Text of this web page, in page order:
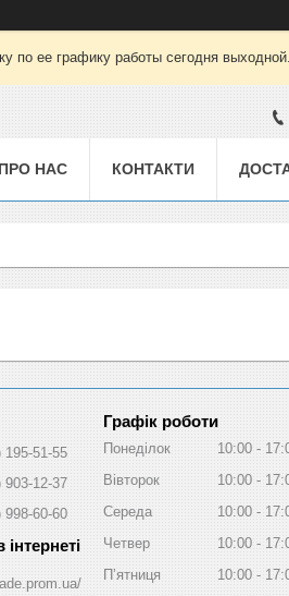
по ее графику работы сегодня
ПРО НАС КОНТАКТИ
195-51-55
903-12-37
998-60-60
Графік роботи
Понеділок 10:00
Вівторок
10:00
Середа
10:00
Четвер
10:00
Пʼятниця
10:00